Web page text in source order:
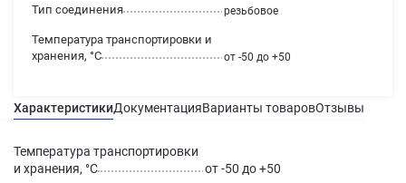
Температура транспортировки и
хранения, °С
от -50 до +50
Тип соединения резьбовое
ХарактеристикиДокументацияВарианты товаровОтзывы
Температура транспортировки
и хранения, °С
от -50 до +50